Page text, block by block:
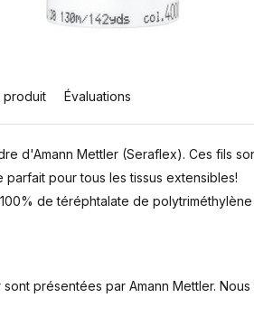
produit Évaluations
d'Amann Mettler (Seraflex). Ces fils
pour tous les tissus extensibles!
de téréphtalate de polytriméthylène
présentées par Amann Mettler.